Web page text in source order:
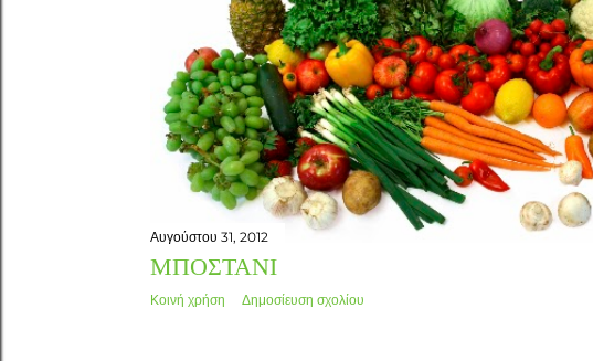
σ
Αυγούστου 31, 2012
ΜΠΟΣΤΆΝΙ
Κοινή χρήση Δημοσίευση σχολίου